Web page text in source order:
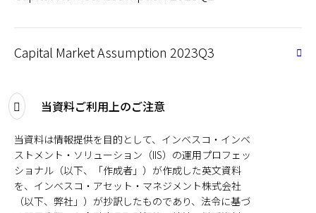
Capital Market Assumption 2023Q3
当資料ご利⽤上のご注意
当資料は情報提供を目的として、インベスコ・インベ
ストメント・ソリューション（IIS）の運用プロフェッ
ショナル（以下、「作成者」）が作成した英文資料
を、インベスコ・アセット・マネジメント株式会社
（以下、弊社」）が抄訳したものであり、法令に基づ